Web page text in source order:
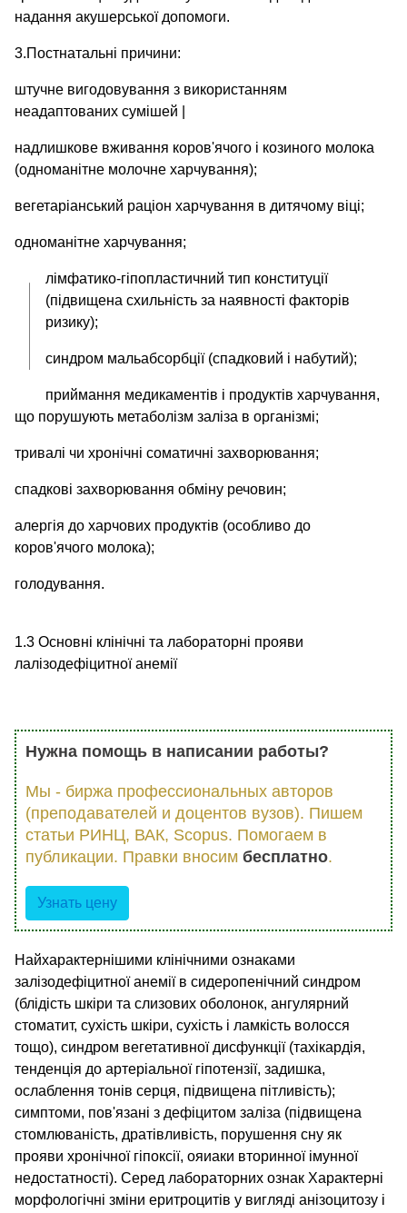
надання акушерської допомоги.
3.Постнатальні причини:
штучне вигодовування з використанням
неадаптованих сумішей |
надлишкове вживання коров'ячого і козиного молока
(одноманітне молочне харчування);
вегетаріанський раціон харчування в дитячому віці;
одноманітне харчування;
лімфатико-гіпопластичний тип конституції
(підвищена схильність за наявності факторів
ризику);
синдром мальабсорбції (спадковий і набутий);
приймання медикаментів і продуктів харчування,
що порушують метаболізм заліза в організмі;
тривалі чи хронічні соматичні захворювання;
спадкові захворювання обміну речовин;
алергія до харчових продуктів (особливо до
коров'ячого молока);
голодування.
1.3 Основні клінічні та лабораторні прояви
лалізодефіцитної анемії
Нужна помощь в написании работы?
Мы - биржа профессиональных авторов
(преподавателей и доцентов вузов). Пишем
статьи РИНЦ, ВАК, Scopus. Помогаем в
публикации. Правки вносим бесплатно.
Узнать цену
Найхарактернішими клінічними ознаками
залізодефіцитної анемії в сидеропенічний синдром
(блідість шкіри та слизових оболонок, ангулярний
стоматит, сухість шкіри, сухість і ламкість волосся
тощо), синдром вегетативної дисфункції (тахікардія,
тенденція до артеріальної гіпотензії, задишка,
ослаблення тонів серця, підвищена пітливість);
симптоми, пов'язані з дефіцитом заліза (підвищена
стомлюваність, дратівливість, порушення сну як
прояви хронічної гіпоксії, ояиаки вторинної імунної
недостатності). Серед лабораторних ознак Характерні
морфологічні зміни еритроцитів у вигляді анізоцитозу і